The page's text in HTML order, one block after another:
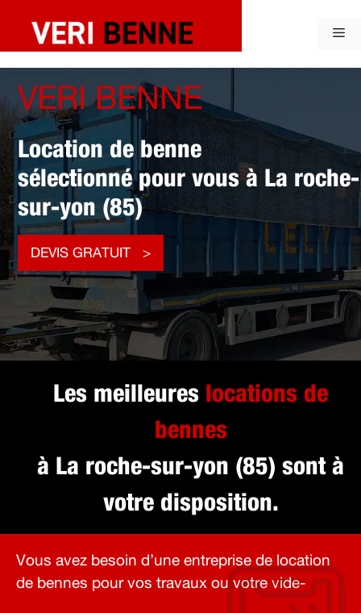
contenu
VERI BENNE
Location de benne
sélectionné pour vous à La roche-
sur-yon (85)
DEVIS GRATUIT
Les meilleures locations de
bennes
à La roche-sur-yon (85) sont à
votre disposition.
Vous avez besoin d’une entreprise de location
de bennes pour vos travaux ou votre vide-